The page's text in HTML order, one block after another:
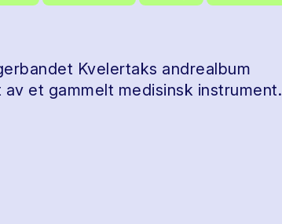
Kvelertaks andrealbum
et gammelt medisinsk instrument.